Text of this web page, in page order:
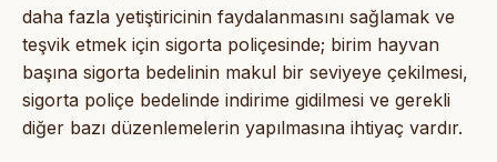
daha fazla yetiştiricinin faydalanmasını sağlamak ve
teşvik etmek için sigorta poliçesinde; birim hayvan
başına sigorta bedelinin makul bir seviyeye çekilmesi,
sigorta poliçe bedelinde indirime gidilmesi ve gerekli
diğer bazı düzenlemelerin yapılmasına ihtiyaç vardır.